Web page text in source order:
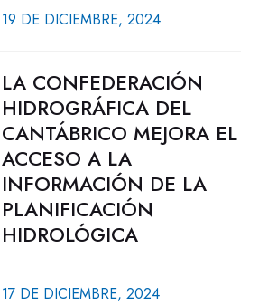
19 DE DICIEMBRE, 2024
LA CONFEDERACIÓN
HIDROGRÁFICA DEL
CANTÁBRICO MEJORA EL
ACCESO A LA
INFORMACIÓN DE LA
PLANIFICACIÓN
HIDROLÓGICA
17 DE DICIEMBRE, 2024